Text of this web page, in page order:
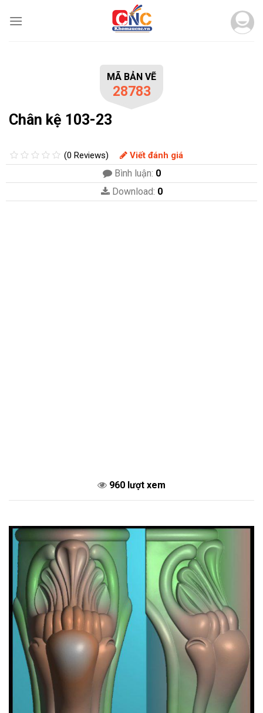
MÃ BẢN VẼ
28783
Chân kệ 103-23
(0 Reviews) Viết đánh giá
Bình luận: 0
Download: 0
960 lượt xem